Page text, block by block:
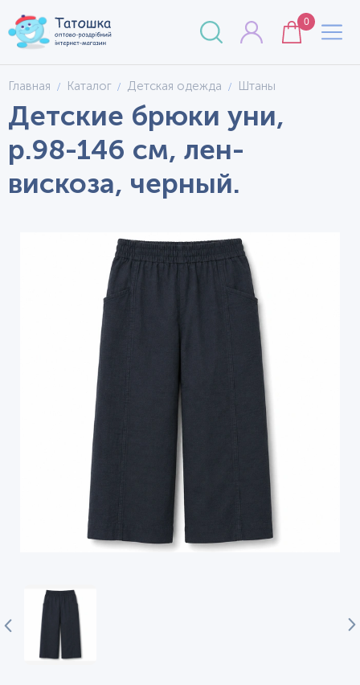
0
Главная Каталог Детская одежда Штаны
Детские брюки уни,
р.98-146 см, лен-
вискоза, черный.